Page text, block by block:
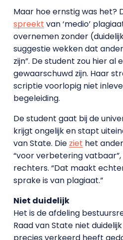
Maar hoe ernstig was het?
spreekt van ‘medio’
overnemen zonder
suggestie wekken dat
zijn”. De student zou hier al
gewaarschuwd zijn. Haar
scriptie voorlopig niet
begeleiding.
De student gaat bij de
krijgt ongelijk en stapt
van State. Die ziet het
“voor verbetering
rechters. “Dat maakt
sprake is van plagiaat.”
Niet duidelijk
Het is de afdeling
Raad van State niet